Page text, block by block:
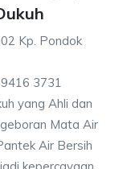
Kp. Pondok
3731
yang Ahli dan
Mata Air
Air Bersih